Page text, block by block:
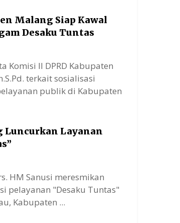
Malang Siap Kawal
Desaku Tuntas
Komisi II DPRD Kabupaten
terkait sosialisasi
publik di Kabupaten
Luncurkan Layanan
HM Sanusi meresmikan
pelayanan "Desaku Tuntas"
Kabupaten ...